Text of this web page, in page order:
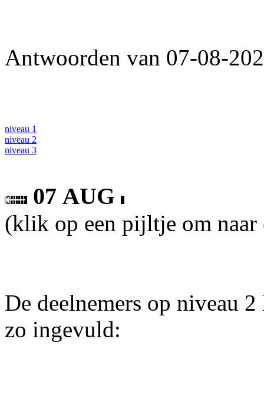
Antwoorden van 07-08-
niveau 1
niveau 2
niveau 3
07 AUG
(klik op een pijltje om naar
De deelnemers op niveau
zo ingevuld: